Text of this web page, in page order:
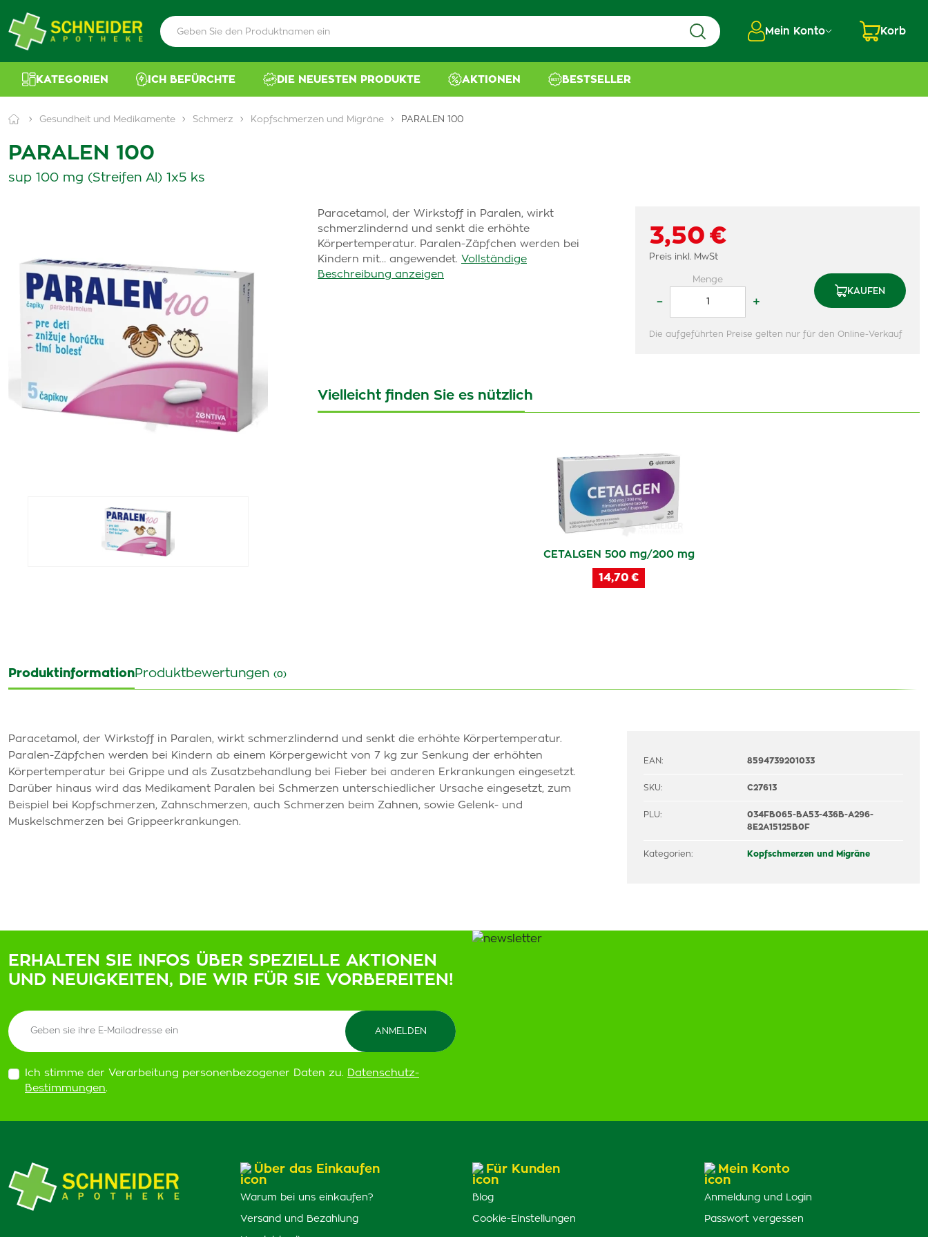
Mein Konto Korb
KATEGORIEN ICH BEFÜRCHTE DIE NEUESTEN PRODUKTE AKTIONEN BESTSELLER
Gesundheit und Medikamente Schmerz Kopfschmerzen und Migräne PARALEN 100
PARALEN 100
sup 100 mg (Streifen Al) 1x5 ks
Paracetamol, der Wirkstoff in Paralen, wirkt
schmerzlindernd und senkt die erhöhte
Körpertemperatur. Paralen-Zäpfchen werden bei
Kindern mit… angewendet. Vollständige
Beschreibung anzeigen
3,50 €
Preis inkl. MwSt
Menge
– +
KAUFEN
Die aufgeführten Preise gelten nur für den Online-Verkauf
Vielleicht finden Sie es nützlich
CETALGEN 500 mg/200 mg
14,70 €
ProduktinformationProduktbewertungen (0)
Paracetamol, der Wirkstoff in Paralen, wirkt schmerzlindernd und senkt die erhöhte Körpertemperatur.
Paralen-Zäpfchen werden bei Kindern ab einem Körpergewicht von 7 kg zur Senkung der erhöhten
Körpertemperatur bei Grippe und als Zusatzbehandlung bei Fieber bei anderen Erkrankungen eingesetzt.
Darüber hinaus wird das Medikament Paralen bei Schmerzen unterschiedlicher Ursache eingesetzt, zum
Beispiel bei Kopfschmerzen, Zahnschmerzen, auch Schmerzen beim Zahnen, sowie Gelenk- und
Muskelschmerzen bei Grippeerkrankungen.
EAN: 8594739201033
SKU: C27613
PLU:
034FB065-BA53-436B-A296-
8E2A15125B0F
Kategorien: Kopfschmerzen und Migräne
ERHALTEN SIE INFOS ÜBER SPEZIELLE AKTIONEN
UND NEUIGKEITEN, DIE WIR FÜR SIE VORBEREITEN!
Ich stimme der Verarbeitung personenbezogener Daten zu. Datenschutz-
Bestimmungen.
Über das Einkaufen
Warum bei uns einkaufen?
Versand und Bezahlung
Für Kunden
Blog
Cookie-Einstellungen
Mein Konto
Anmeldung und Login
Passwort vergessen